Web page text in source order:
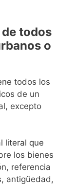
todos
o
todos los
de un
excepto
literal que
los bienes
referencia
antigüedad,